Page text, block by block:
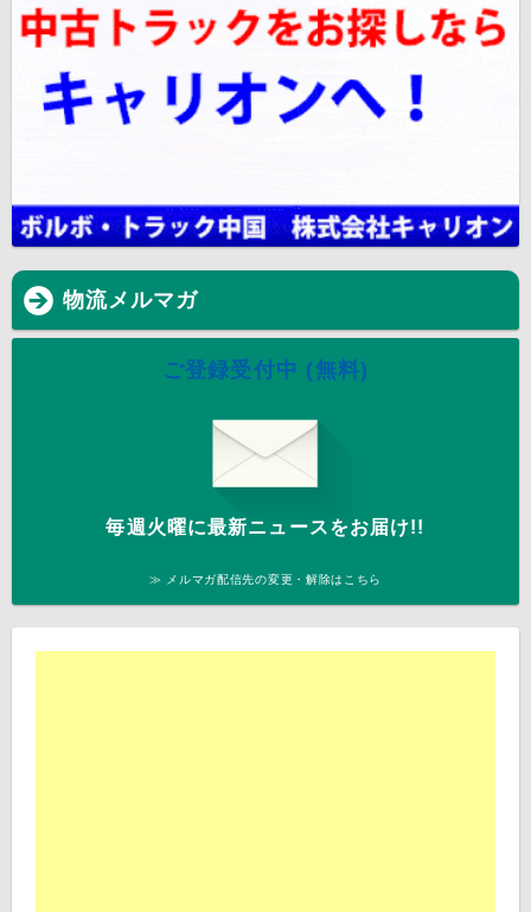
物流メルマガ
ご登録受付中 (無料)
毎週火曜に最新ニュースをお届け!!
≫ メルマガ配信先の変更・解除はこちら